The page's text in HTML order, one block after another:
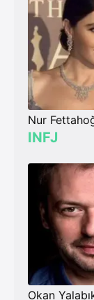
Nur
INFJ
Okan